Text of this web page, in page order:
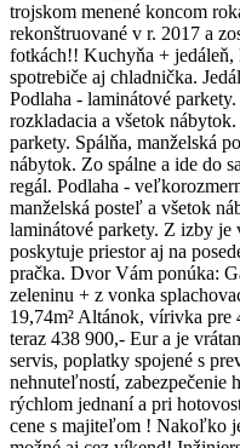
trojskom menené koncom
rekonštruované v r. 2017 a
fotkách!! Kuchyňa +
spotrebiče aj chladnička.
Podlaha - laminátové
rozkladacia a všetok
parkety. Spálňa, manželská
nábytok. Zo spálne a ide do
regál. Podlaha -
manželská posteľ a všetok
laminátové parkety. Z izby je
poskytuje priestor aj na
pračka. Dvor Vám ponúka:
zeleninu + z vonka
19,74m² Altánok, vírivka pre
teraz 438 900,- Eur a je
servis, poplatky spojené s
nehnuteľností, zabezpečenie
rýchlom jednaní a pri
cene s majiteľom ! Nakoľko